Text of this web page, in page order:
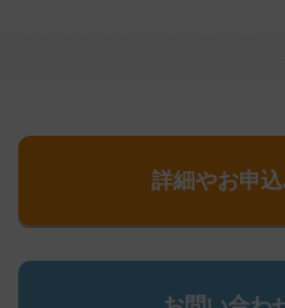
詳細やお申